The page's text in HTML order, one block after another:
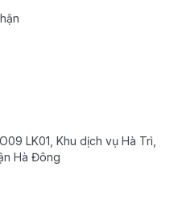
LK01, Khu dịch vụ Hà Trì,
Hà Đông